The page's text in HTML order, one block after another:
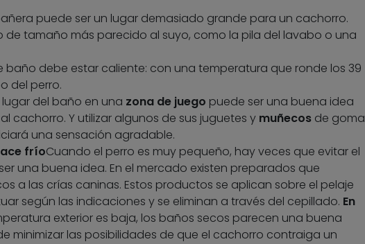
puede ser un lugar demasiado grande para un cachorro.
de tamaño más parecido al suyo, como la pila del lavabo o una
baño debe estar caliente: con una temperatura que ronde los 39
del perro.
del baño en una zona de juego puede ser una buena idea
cachorro. Y utilizar algunos de sus juguetes y muñecosde goma
una sensación agradable.
fríoCuando el perro es muy pequeño, hay veces que evitar el
una buena idea. En el mercado existen preparados que
a las crías caninas. Estos productos se aplican sobre el pelaje
según las indicaciones y se eliminan a través del cepillado. En
exterior es baja, los baños secos parecen una buena
minimizar las posibilidades de que el cachorro contraiga un